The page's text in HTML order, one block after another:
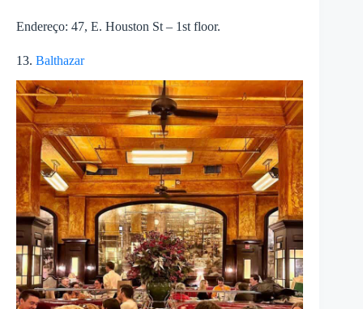
Endereço: 47, E. Houston St – 1st floor.
13. Balthazar